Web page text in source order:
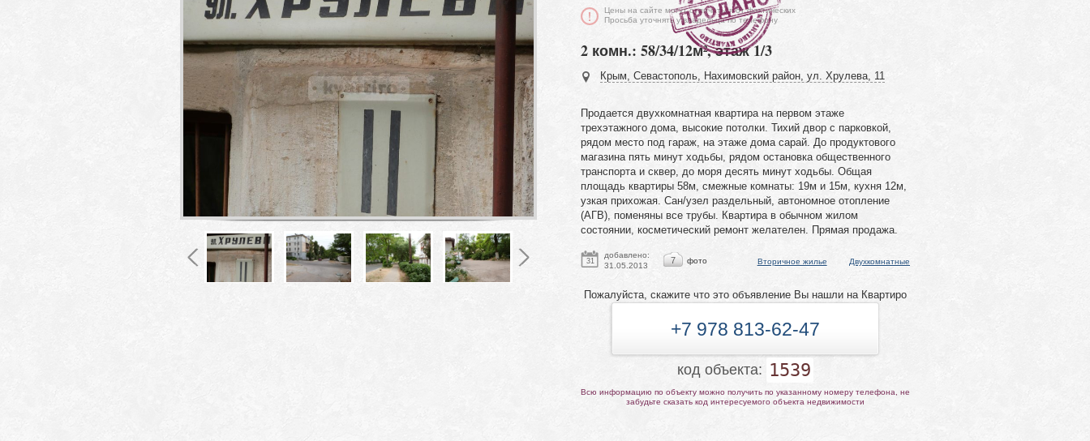
Цены на сайте могут отличаться от фактических
Просьба уточнять у владельца по телефону
2 комн.: 58/34/12м², этаж 1/3
Крым, Севастополь, Нахимовский район, ул. Хрулева, 11
Продается двухкомнатная квартира на первом этаже
трехэтажного дома, высокие потолки. Тихий двор с парковкой,
рядом место под гараж, на этаже дома сарай. До продуктового
магазина пять минут ходьбы, рядом остановка общественного
транспорта и сквер, до моря десять минут ходьбы. Общая
площадь квартиры 58м, смежные комнаты: 19м и 15м, кухня 12м,
узкая прихожая. Сан/узел раздельный, автономное отопление
(АГВ), поменяны все трубы. Квартира в обычном жилом
состоянии, косметический ремонт желателен. Прямая продажа.
31
добавлено:
31.05.2013
7 фото Вторичное жилье Двухкомнатные
Пожалуйста, скажите что это объявление Вы нашли на Квартиро
+7 978 813-62-47
код объекта: 1539
Всю информацию по объекту можно получить по указанному номеру телефона, не
забудьте сказать код интересуемого объекта недвижимости